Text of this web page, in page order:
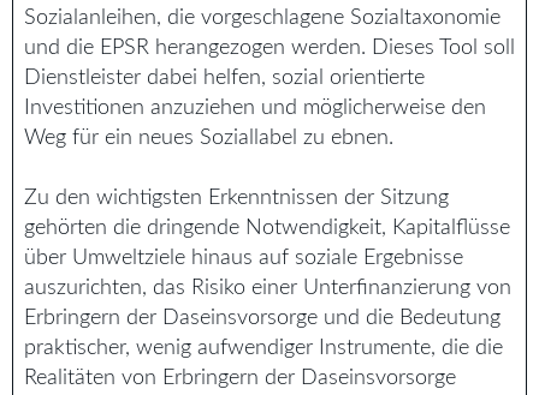
Sozialanleihen, die vorgeschlagene Sozialtaxonomie
und die EPSR herangezogen werden. Dieses Tool soll
Dienstleister dabei helfen, sozial orientierte
Investitionen anzuziehen und möglicherweise den
Weg für ein neues Soziallabel zu ebnen.
Zu den wichtigsten Erkenntnissen der Sitzung
gehörten die dringende Notwendigkeit, Kapitalflüsse
über Umweltziele hinaus auf soziale Ergebnisse
auszurichten, das Risiko einer Unterfinanzierung von
Erbringern der Daseinsvorsorge und die Bedeutung
praktischer, wenig aufwendiger Instrumente, die die
Realitäten von Erbringern der Daseinsvorsorge